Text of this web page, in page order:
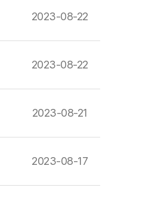
2023-08-22
2023-08-22
2023-08-21
2023-08-17